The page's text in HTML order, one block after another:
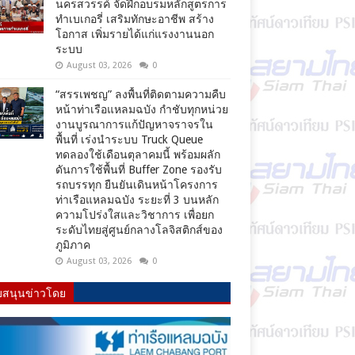
นครสวรรค์ จัดฝึกอบรมหลักสูตรการ
ทำเบเกอรี่ เสริมทักษะอาชีพ สร้าง
โอกาส เพิ่มรายได้แก่แรงงานนอก
ระบบ
August 03, 2026 0
“สรรเพชญ” ลงพื้นที่ติดตามความคืบ
หน้าท่าเรือแหลมฉบัง กำชับทุกหน่วย
งานบูรณาการแก้ปัญหาจราจรใน
พื้นที่ เร่งนำระบบ Truck Queue
ทดลองใช้เดือนตุลาคมนี้ พร้อมผลัก
ดันการใช้พื้นที่ Buffer Zone รองรับ
รถบรรทุก ยืนยันเดินหน้าโครงการ
ท่าเรือแหลมฉบัง ระยะที่ 3 บนหลัก
ความโปร่งใสและวิชาการ เพื่อยก
ระดับไทยสู่ศูนย์กลางโลจิสติกส์ของ
ภูมิภาค
August 03, 2026 0
นุนข่าวโดย